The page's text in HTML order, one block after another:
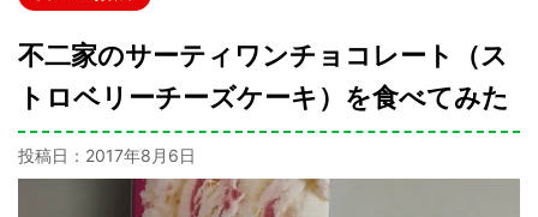
不二家のサーティワンチョコレート（ス
トロベリーチーズケーキ）を食べてみた
投稿日： 2017年8月6日